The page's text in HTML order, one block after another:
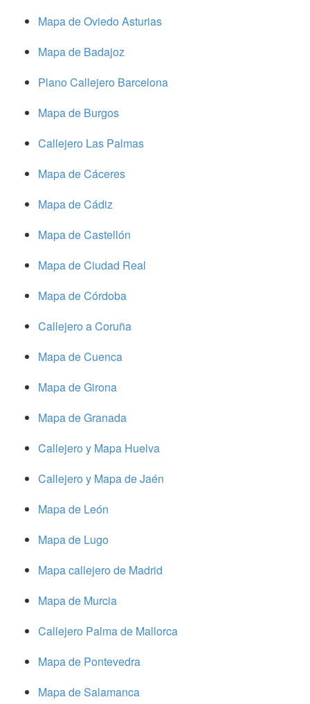
Mapa de Oviedo Asturias
Mapa de Badajoz
Plano Callejero Barcelona
Mapa de Burgos
Callejero Las Palmas
Mapa de Cáceres
Mapa de Cádiz
Mapa de Castellón
Mapa de Ciudad Real
Mapa de Córdoba
Callejero a Coruña
Mapa de Cuenca
Mapa de Girona
Mapa de Granada
Callejero y Mapa Huelva
Callejero y Mapa de Jaén
Mapa de León
Mapa de Lugo
Mapa callejero de Madrid
Mapa de Murcia
Callejero Palma de Mallorca
Mapa de Pontevedra
Mapa de Salamanca